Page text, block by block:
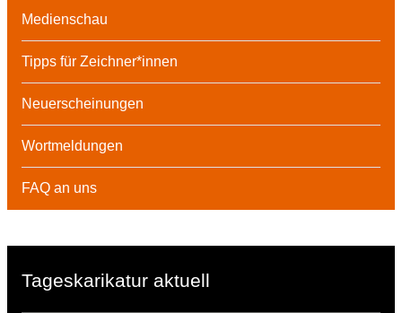
Medienschau
Tipps für Zeichner*innen
Neuerscheinungen
Wortmeldungen
FAQ an uns
Tageskarikatur aktuell